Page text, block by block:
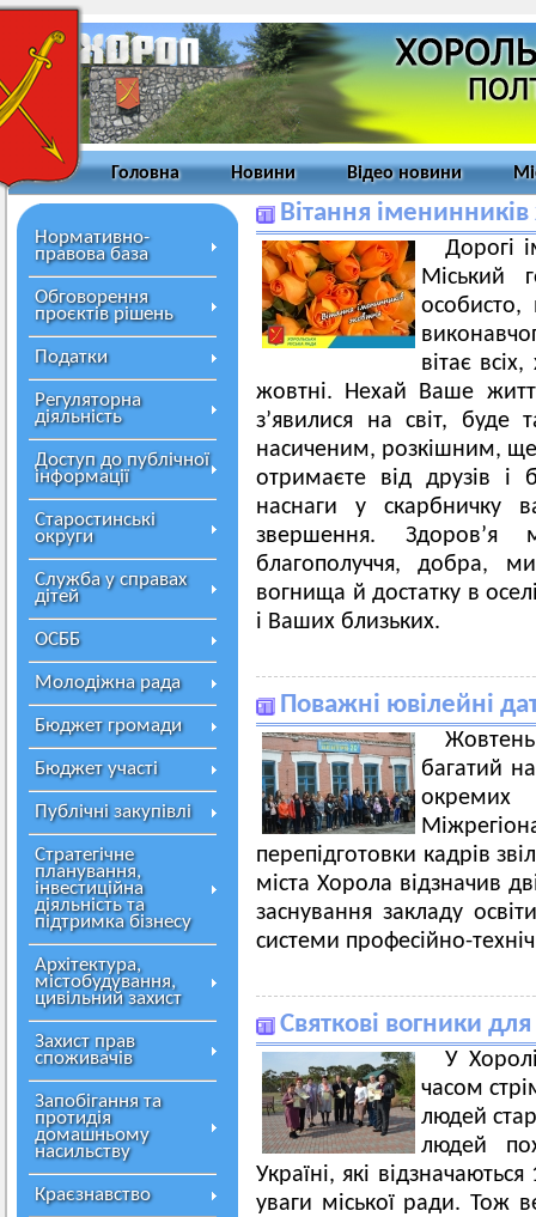
Головна Новини Відео новини
Нормативно-
правова база
Обговорення
проєктів рішень
Податки
Регуляторна
діяльність
Доступ до публічної
інформації
Старостинські
округи
Служба у справах
дітей
ОСББ
Молодіжна рада
Бюджет громади
Бюджет участі
Публічні закупівлі
Стратегічне
планування,
інвестиційна
діяльність та
підтримка бізнесу
Архітектура,
містобудування,
цивільний захист
Захист прав
споживачів
Запобігання та
протидія
домашньому
насильству
Краєзнавство
Вітання
Дорогі
Міський
особисто,
вітає
жовтні. Нехай Ваше
з’явилися на світ,
насиченим, розкішним,
отримаєте від друзів і
наснаги у скарбничку
звершення. Здоров’я
благополуччя, добра,
вогнища й достатку в
і Ваших близьких.
Поважні ювілейні
багатий
перепідготовки кадрів
міста Хорола відзначив
заснування закладу
системи професійно-
Святкові вогники
У
часом
людей
людей
Україні, які
уваги міської ради. Тож